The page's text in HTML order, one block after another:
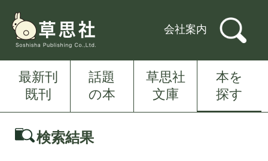
会社案内
最新刊
既刊
話題
の本
草思社
文庫
本を
探す
検索結果